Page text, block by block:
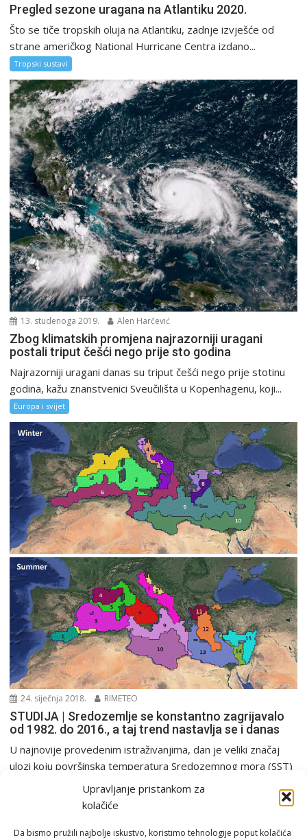
Upravljanje pristankom za
kolačiće
Da bismo pružili najbolje iskustvo, koristimo tehnologije poput kolačića
Pregled sezone uragana na Atlantiku 2020.
Što se tiče tropskih oluja na Atlantiku, zadnje izvješće od
strane američkog National Hurricane Centra izdano...
Tropski sustavi
13. studenoga 2019. Alen Harčević
Zbog klimatskih promjena najrazorniji uragani
postali triput češći nego prije sto godina
Najrazorniji uragani danas su triput češći nego prije stotinu
godina, kažu znanstvenici Sveučilišta u Kopenhagenu, koji...
Europa i svijet
24. siječnja 2018. RIMETEO
STUDIJA | Sredozemlje se konstantno zagrijavalo
od 1982. do 2016., a taj trend nastavlja se i danas
U najnovije provedenim istraživanjima, dan je veliki značaj
ulozi koju površinska temperatura Sredozemnog mora (SST)